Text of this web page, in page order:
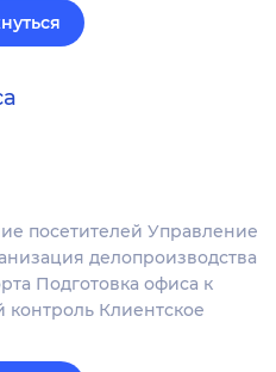
посетителей Управление
делопроизводства
Подготовка офиса к
Клиентское